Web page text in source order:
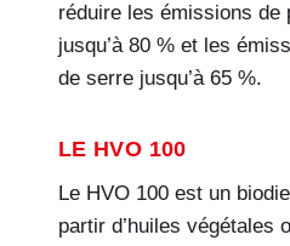
réduire les émissions de
jusqu’à 80 % et les
de serre jusqu’à 65 %.
LE HVO 100
Le HVO 100 est un
partir d’huiles végétales